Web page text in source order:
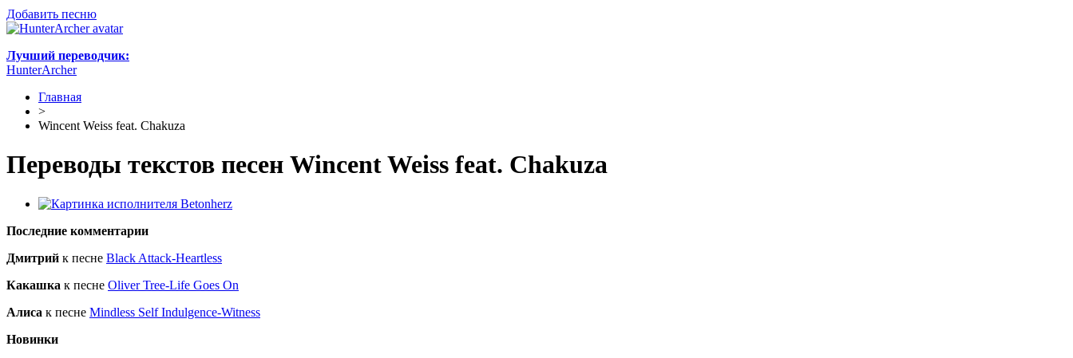
Добавить песню
Лучший переводчик:
HunterArcher
Главная
>
Wincent Weiss feat. Chakuza
Переводы текстов песен Wincent Weiss feat. Chakuza
Betonherz
Последние комментарии
Дмитрий к песне Black Attack-Heartless
Какашка к песне Oliver Tree-Life Goes On
Алиса к песне Mindless Self Indulgence-Witness
Новинки